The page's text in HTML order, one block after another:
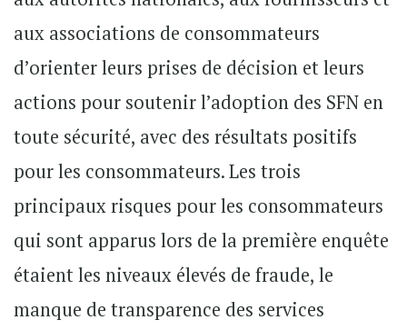
aux associations de consommateurs
d’orienter leurs prises de décision et leurs
actions pour soutenir l’adoption des SFN en
toute sécurité, avec des résultats positifs
pour les consommateurs. Les trois
principaux risques pour les consommateurs
qui sont apparus lors de la première enquête
étaient les niveaux élevés de fraude, le
manque de transparence des services